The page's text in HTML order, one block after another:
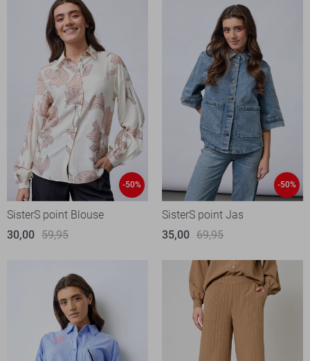
-50%
SisterS point Blouse
30,00 59,95
-50%
SisterS point Jas
35,00 69,95